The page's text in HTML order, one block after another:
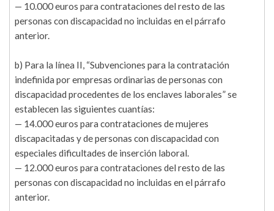
— 10.000 euros para contrataciones del resto de las
personas con discapacidad no incluidas en el párrafo
anterior.
b) Para la línea II, “Subvenciones para la contratación
indefinida por empresas ordinarias de personas con
discapacidad procedentes de los enclaves laborales” se
establecen las siguientes cuantías:
— 14.000 euros para contrataciones de mujeres
discapacitadas y de personas con discapacidad con
especiales dificultades de inserción laboral.
— 12.000 euros para contrataciones del resto de las
personas con discapacidad no incluidas en el párrafo
anterior.